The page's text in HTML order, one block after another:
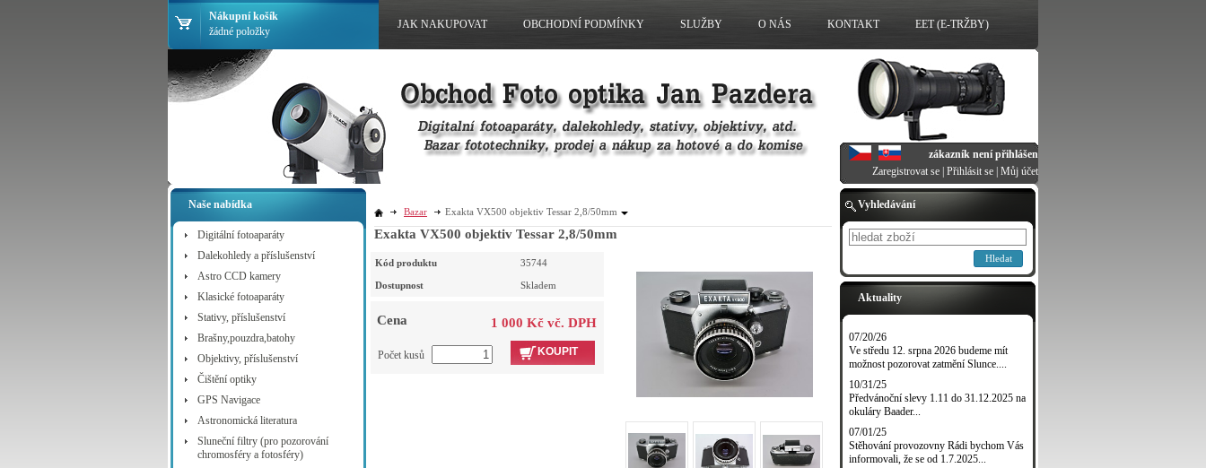
Naše nabídka
Digitální fotoaparáty
Dalekohledy a příslušenství
Astro CCD kamery
Klasické fotoaparáty
Stativy, příslušenství
Brašny,pouzdra,batohy
Objektivy, příslušenství
Čištění optiky
GPS Navigace
Astronomická literatura
Sluneční filtry (pro pozorování
chromosféry a fotosféry)
Bazar Exakta VX500 objektiv Tessar 2,8/50mm
Exakta VX500 objektiv Tessar 2,8/50mm
Kód produktu 35744
Dostupnost Skladem
Cena 1 000 Kč vč. DPH
KOUPIT
Počet kusů
Vyhledávání
Hledat
Aktuality
07/20/26
Ve středu 12. srpna 2026 budeme mít
možnost pozorovat zatmění Slunce....
10/31/25
Předvánoční slevy 1.11 do 31.12.2025 na
okuláry Baader...
07/01/25
Stěhování provozovny Rádi bychom Vás
informovali, že se od 1.7.2025...
Nákupní košík
žádné položky
JAK NAKUPOVAT OBCHODNÍ PODMÍNKY SLUŽBY O NÁS KONTAKT EET (E-TRŽBY)
zákazník není přihlášen
Zaregistrovat se Přihlásit se Můj účet